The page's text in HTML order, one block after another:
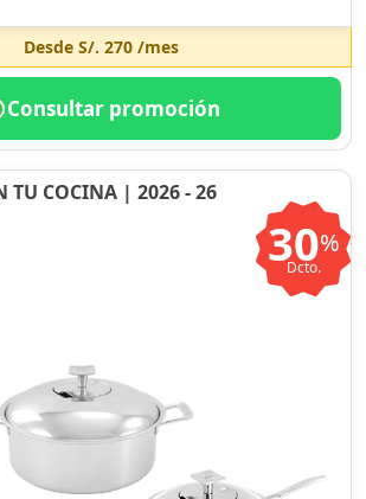
Desde S/. 270/mes
Consultar promoción
TU COCINA | 2026 - 26
30%
Dcto.